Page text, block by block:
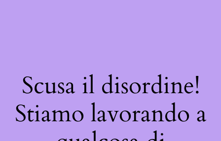
Scusa il disordine!
Stiamo lavorando a